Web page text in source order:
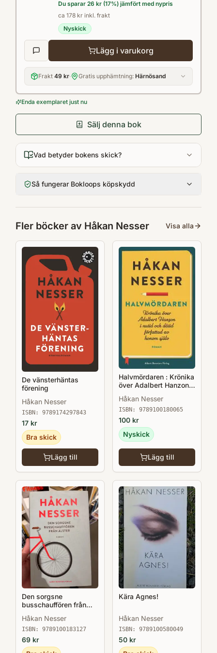
Du sparar 26 kr (17%) jämfört med nypris
ca 178 kr inkl. frakt
Nyskick
Lägg i varukorg
Frakt 49 kr· Gratis upphämtning: Härnösand
Enda exemplaret just nu
Sälj denna bok
Vad betyder bokens skick?
Så fungerar Bokloops köpskydd
Fler böcker av Håkan Nesser Visa alla
De vänsterhäntas
förening
Håkan Nesser
ISBN: 9789174297843
17 kr
Bra skick
Lägg till
Halvmördaren : Krönika
över Adalbert Hanzon i
författad av honom
själv
Håkan Nesser
ISBN: 9789100180065
100 kr
Nyskick
Lägg till
Den sorgsne
busschauffören från
Håkan Nesser
ISBN: 9789100183127
69 kr
Kära Agnes!
Håkan Nesser
ISBN: 9789100580049
50 kr